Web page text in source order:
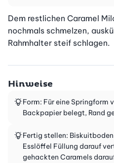
Dem restlichen Caramel
nochmals schmelzen,
Rahmhalter steif schlagen.
Hinweise
Form: Für eine
Backpapier belegt, Rand
Fertig stellen:
Esslöffel Füllung darauf
gehackten Caramels